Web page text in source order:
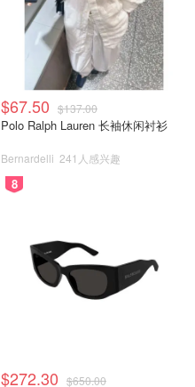
$67.50 $137.00
Polo Ralph Lauren 长袖休闲衬衫
Bernardelli 241人感兴趣
8
$272.30 $650.00